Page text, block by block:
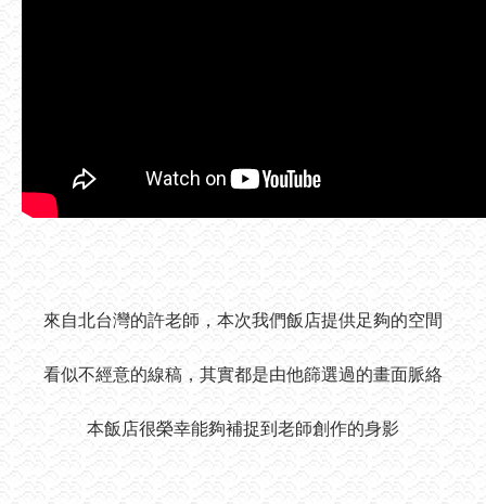
來自北台灣的許老師，本次我們飯店提供足夠的空間
看似不經意的線稿，其實都是由他篩選過的畫面脈絡
本飯店很榮幸能夠補捉到老師創作的身影